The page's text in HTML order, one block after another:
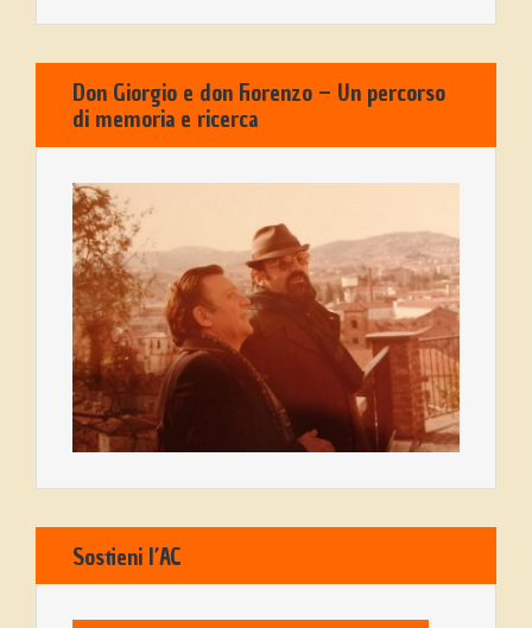
Don Giorgio e don Fiorenzo – Un percorso
di memoria e ricerca
Sostieni l’AC